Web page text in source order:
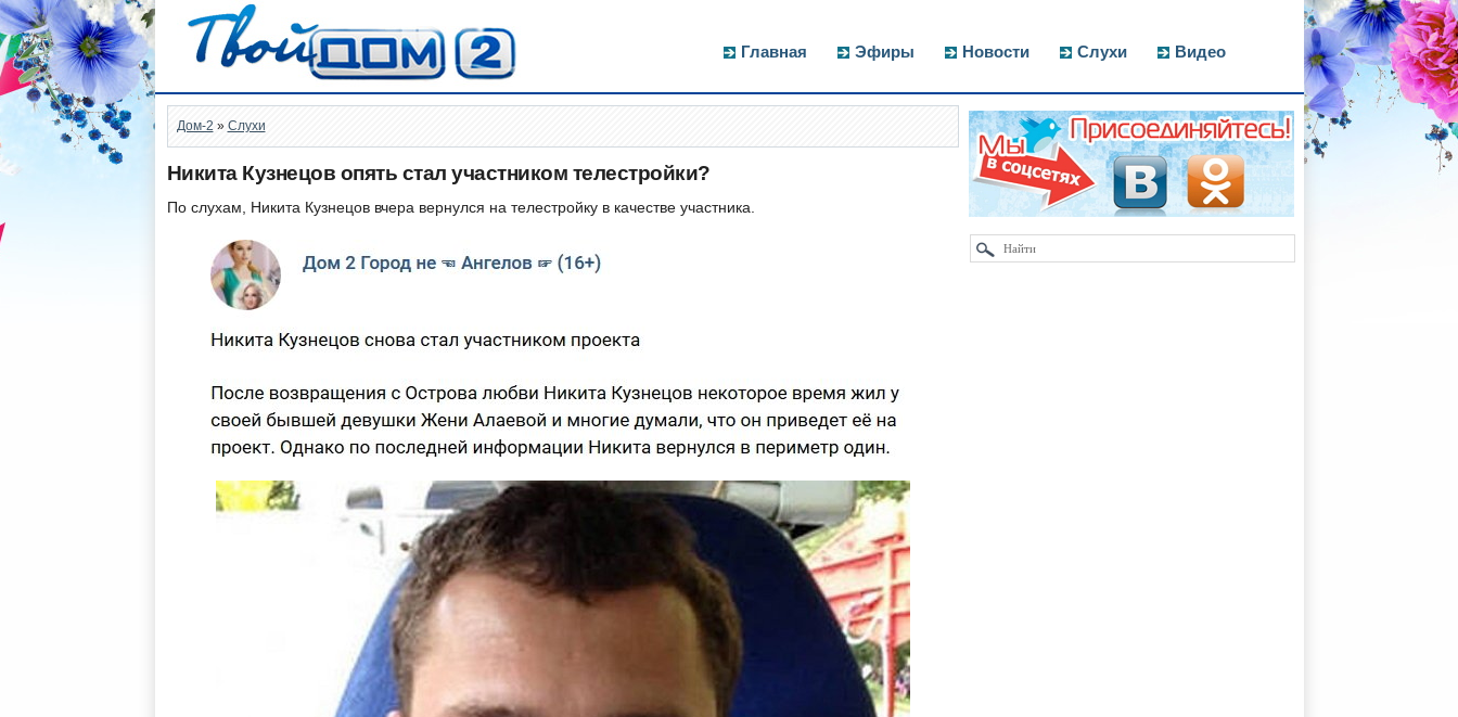
Главная Эфиры Новости Слухи Видео
Дом-2 » Слухи
Никита Кузнецов опять стал участником телестройки?
По слухам, Никита Кузнецов вчера вернулся на телестройку в качестве участника.